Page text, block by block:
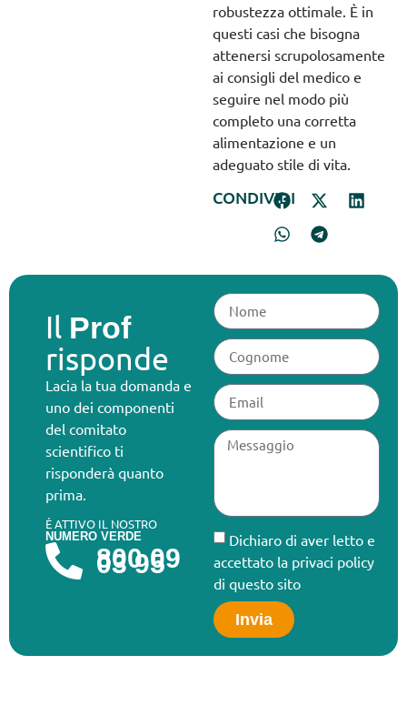
robustezza ottimale. È in
questi casi che bisogna
attenersi scrupolosamente
ai consigli del medico e
seguire nel modo più
completo una corretta
alimentazione e un
adeguato stile di vita.
CONDIVIDI
Il Prof
risponde
Lacia la tua domanda e
uno dei componenti
del comitato
scientifico ti
risponderà quanto
prima.
È ATTIVO IL NOSTRO
NUMERO VERDE
800 09
03 95
Dichiaro di aver letto e
accettato la privaci policy
di questo sito
Invia